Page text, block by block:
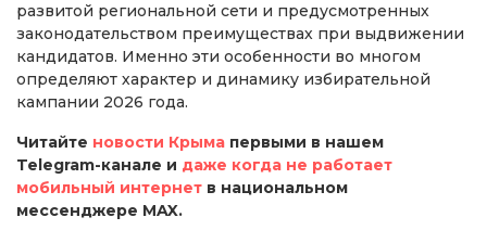
развитой региональной сети и предусмотренных
законодательством преимуществах при выдвижении
кандидатов. Именно эти особенности во многом
определяют характер и динамику избирательной
кампании 2026 года.
Читайте новости Крыма первыми в нашем
Telegram-канале и даже когда не работает
мобильный интернет в национальном
мессенджере MAX.